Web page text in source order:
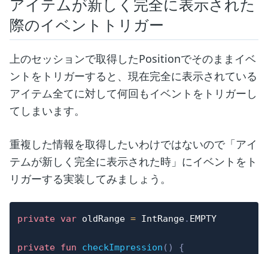
アイテムが新しく完全に表示された
際のイベントトリガー
上のセッションで取得したPositionでそのままイベ
ントをトリガーすると、現在完全に表示されている
アイテム全てに対して何回もイベントをトリガーし
てしまいます。
重複した情報を取得したいわけではないので「アイ
テムが新しく完全に表示された時」にイベントをト
リガーする実装してみましょう。
private var oldRange = IntRange. EMPTY
private fun checkImpression ( )
{